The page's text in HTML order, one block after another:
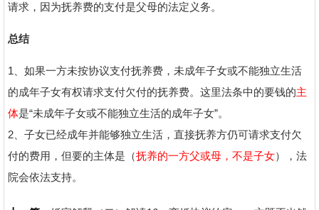
请求，因为抚养费的支付是父母的法定义务。
总结
1、如果一方未按协议支付抚养费，未成年子女或不能独立生活
的成年子女有权请求支付欠付的抚养费。这里法条中的要钱的主
体是“未成年子女或不能独立生活的成年子女”。
2、子女已经成年并能够独立生活，直接抚养方仍可请求支付欠
付的费用，但要的主体是（抚养的一方父或母，不是子女），法
院会依法支持。